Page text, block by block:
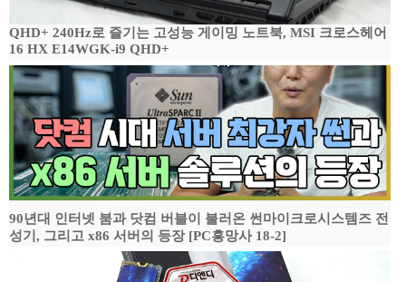
QHD+ 240Hz로 즐기는 고성능 게이밍 노트북, MSI 크로스헤어
16 HX E14WGK-i9 QHD+
90년대 인터넷 붐과 닷컴 버블이 불러온 썬마이크로시스템즈 전
성기, 그리고 x86 서버의 등장 [PC흥망사 18-2]